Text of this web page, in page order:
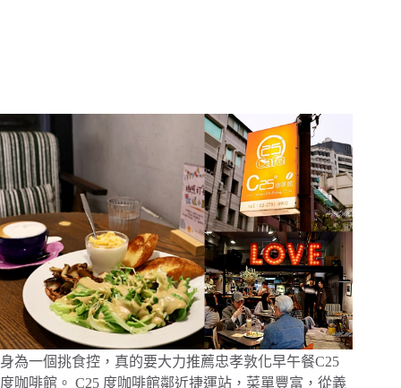
身為一個挑食控，真的要大力推薦忠孝敦化早午餐C25
度咖啡館。 C25 度咖啡館鄰近捷運站，菜單豐富，從義